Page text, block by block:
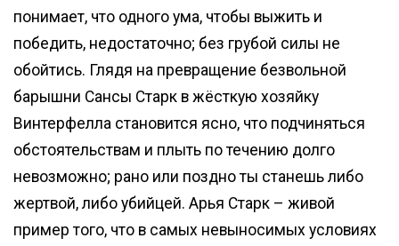
понимает, что одного ума, чтобы выжить и
победить, недостаточно; без грубой силы не
обойтись. Глядя на превращение безвольной
барышни Сансы Старк в жёсткую хозяйку
Винтерфелла становится ясно, что подчиняться
обстоятельствам и плыть по течению долго
невозможно; рано или поздно ты станешь либо
жертвой, либо убийцей. Арья Старк – живой
пример того, что в самых невыносимых условиях